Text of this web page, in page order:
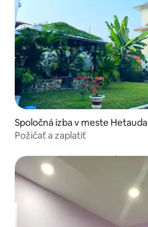
Spoločná izba v meste Hetauda
Požičať a zaplatiť